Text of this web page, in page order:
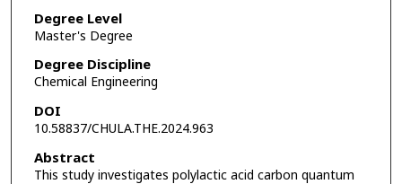
Degree Level
Master's Degree
Degree Discipline
Chemical Engineering
DOI
10.58837/CHULA.THE.2024.963
Abstract
This study investigates polylactic acid carbon quantum